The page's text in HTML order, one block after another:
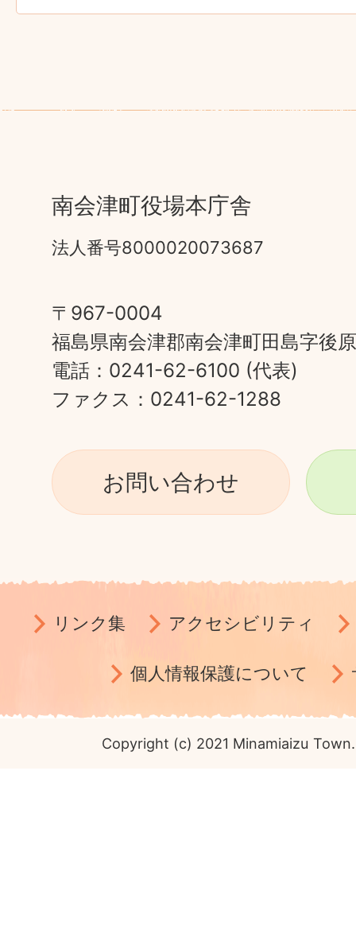
南会津町役場本庁舎
法人番号8000020073687
〒967-0004
福島県南会津郡南会津町田島字後
電話：0241-62-6100 (代表)
ファクス：0241-62-1288
お問い合わせ
リンク集 アクセシビリティ
個人情報保護について
Copyright (c) 2021 Minamiaizu